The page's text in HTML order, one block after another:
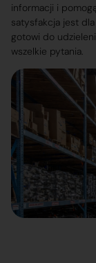
informacji i
satysfakcja jest
gotowi do
wszelkie pytania.